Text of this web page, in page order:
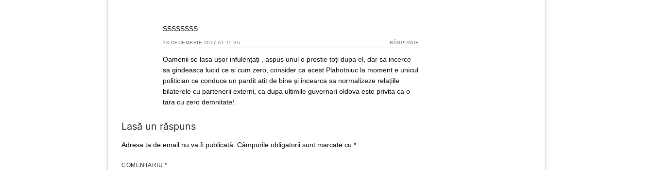
SSSSSSSS
13 DECEMBRIE 2017 AT 15:36 RĂSPUNDE
Oamenii se lasa ușor infulențați , aspus unul o prostie toți dupa el, dar sa incerce
sa gindeasca lucid ce si cum zero, consider ca acest Plahotniuc la moment e unicul
politician ce conduce un pardit atit de bine și incearca sa normalizeze relațiile
bilaterele cu partenerii externi, ca dupa ultimile guvernari oldova este privita ca o
țara cu zero demnitate!
Lasă un răspuns
Adresa ta de email nu va fi publicată. Câmpurile obligatorii sunt marcate cu *
COMENTARIU *